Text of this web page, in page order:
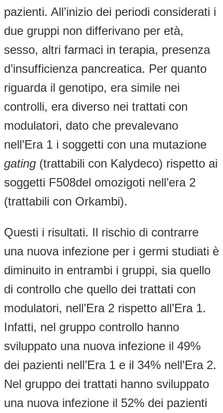
pazienti. All’inizio dei periodi considerati i
due gruppi non differivano per età,
sesso, altri farmaci in terapia, presenza
d’insufficienza pancreatica. Per quanto
riguarda il genotipo, era simile nei
controlli, era diverso nei trattati con
modulatori, dato che prevalevano
nell’Era 1 i soggetti con una mutazione
gating (trattabili con Kalydeco) rispetto ai
soggetti F508del omozigoti nell’era 2
(trattabili con Orkambi).
Questi i risultati. Il rischio di contrarre
una nuova infezione per i germi studiati è
diminuito in entrambi i gruppi, sia quello
di controllo che quello dei trattati con
modulatori, nell’Era 2 rispetto all’Era 1.
Infatti, nel gruppo controllo hanno
sviluppato una nuova infezione il 49%
dei pazienti nell’Era 1 e il 34% nell’Era 2.
Nel gruppo dei trattati hanno sviluppato
una nuova infezione il 52% dei pazienti